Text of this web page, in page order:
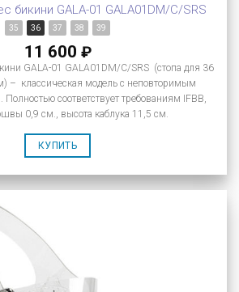
бикини GALA-01 GALA01DM/C/SRS
35 36 37 38 39
11 600 ₽
GALA-01 GALA01DM/C/SRS (стопа для 36
– классическая модель с неповторимым
соответствует требованиям IFBB,
0,9 см., высота каблука 11,5 см.
КУПИТЬ